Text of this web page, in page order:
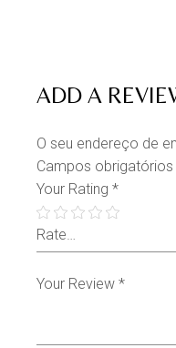
ADD A
O seu endereço de
Campos
Your Rating*